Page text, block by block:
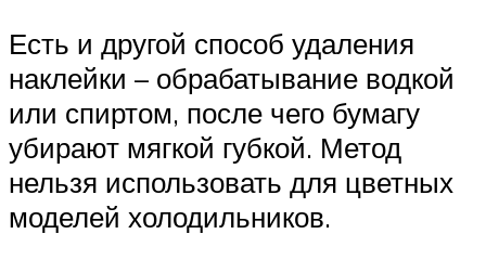
Есть и другой способ удаления
наклейки – обрабатывание водкой
или спиртом, после чего бумагу
убирают мягкой губкой. Метод
нельзя использовать для цветных
моделей холодильников.